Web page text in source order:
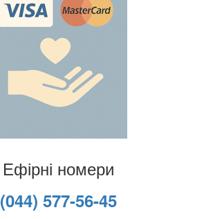
Ефірні номери
(044) 577-56-45